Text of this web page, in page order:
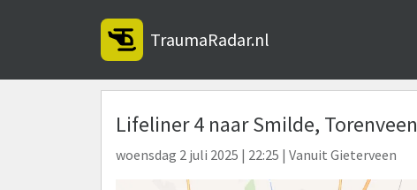
TraumaRadar.nl
Lifeliner 4 naar Smilde, Torenveen
woensdag 2 juli 2025 | 22:25 | Vanuit Gieterveen